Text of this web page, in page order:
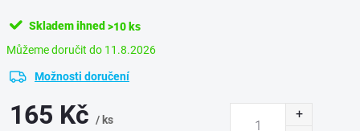
Skladem ihned >10 ks
11.8.2026
Možnosti doručení
165 Kč / ks